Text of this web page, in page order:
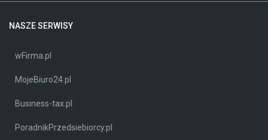
NASZE SERWISY
wFirma.pl
MojeBiuro24.pl
Business-tax.pl
PoradnikPrzedsiebiorcy.pl